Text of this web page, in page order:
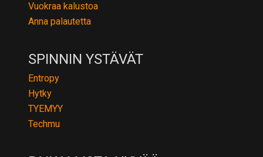
Vuokraa kalustoa
Anna palautetta
SPINNIN YSTÄVÄT
Entropy
Hytky
TYEMYY
Techmu